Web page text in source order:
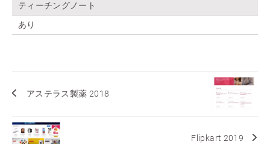
ティーチングノート
あり
アステラス製薬 2018
Flipkart 2019